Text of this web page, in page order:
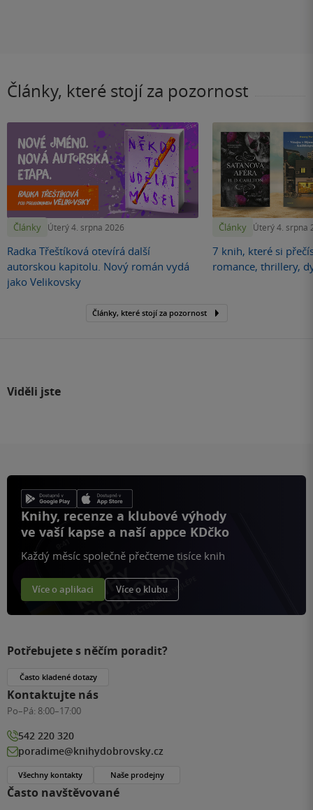
Články, které stojí za pozornost
Články Úterý 4. srpna 2026
Radka Třeštíková otevírá další
autorskou kapitolu. Nový román vydá
jako Velikovsky
Články Úterý 4. srpna
7 knih, které si
romance, thrillery,
Články, které stojí za pozornost
Viděli jste
Knihy, recenze a klubové výhody
ve vaší kapse a naší appce KDčko
Každý měsíc společně přečteme tisíce knih
Více o aplikaci Více o klubu
Často navštěvované
Potřebujete s něčím poradit?
Často kladené dotazy
Kontaktujte nás
Po–Pá: 8:00–17:00
542 220 320
poradime@knihydobrovsky.cz
Všechny kontakty Naše prodejny